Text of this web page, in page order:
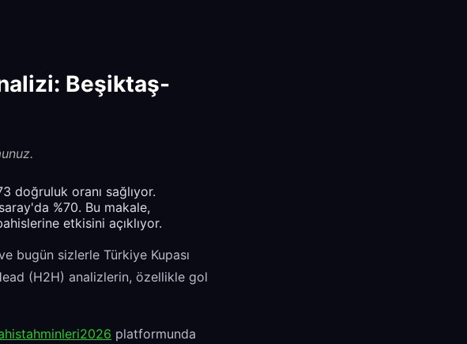
Beşiktaş-
doğruluk oranı sağlıyor.
%70. Bu makale,
etkisini açıklıyor.
bugün sizlerle Türkiye Kupası
(H2H) analizlerin, özellikle gol
platformunda